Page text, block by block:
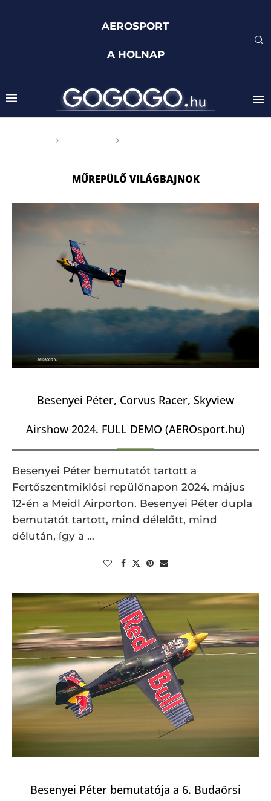
AEROSPORT
A HOLNAP
MŰREPÜLŐ VILÁGBAJNOK
Besenyei Péter, Corvus Racer, Skyview
Airshow 2024. FULL DEMO (AEROsport.hu)
Besenyei Péter bemutatót tartott a
Fertőszentmiklósi repülőnapon 2024. május
12-én a Meidl Airporton. Besenyei Péter dupla
bemutatót tartott, mind délelőtt, mind
délután, így a …
Besenyei Péter bemutatója a 6. Budaörsi